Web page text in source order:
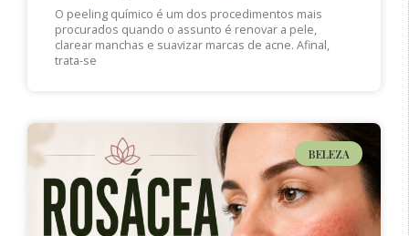
O peeling químico é um dos procedimentos mais
procurados quando o assunto é renovar a pele,
clarear manchas e suavizar marcas de acne. Afinal,
trata-se
BELEZA